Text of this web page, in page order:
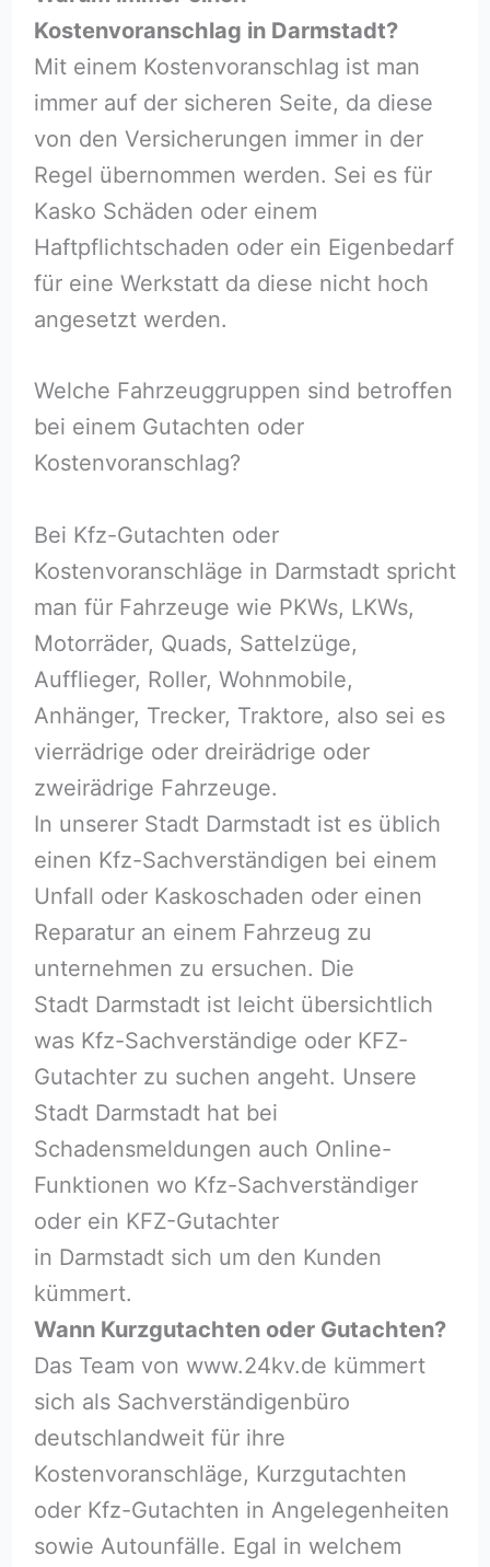
Kostenvoranschlag in Darmstadt?
Mit einem Kostenvoranschlag ist man
immer auf der sicheren Seite, da diese
von den Versicherungen immer in der
Regel übernommen werden. Sei es für
Kasko Schäden oder einem
Haftpflichtschaden oder ein Eigenbedarf
für eine Werkstatt da diese nicht hoch
angesetzt werden.
Welche Fahrzeuggruppen sind betroffen
bei einem Gutachten oder
Kostenvoranschlag?
Bei Kfz-Gutachten oder
Kostenvoranschläge in Darmstadt spricht
man für Fahrzeuge wie PKWs, LKWs,
Motorräder, Quads, Sattelzüge,
Aufflieger, Roller, Wohnmobile,
Anhänger, Trecker, Traktore, also sei es
vierrädrige oder dreirädrige oder
zweirädrige Fahrzeuge.
In unserer Stadt Darmstadt ist es üblich
einen Kfz-Sachverständigen bei einem
Unfall oder Kaskoschaden oder einen
Reparatur an einem Fahrzeug zu
unternehmen zu ersuchen. Die
Stadt Darmstadt ist leicht übersichtlich
was Kfz-Sachverständige oder KFZ-
Gutachter zu suchen angeht. Unsere
Stadt Darmstadt hat bei
Schadensmeldungen auch Online-
Funktionen wo Kfz-Sachverständiger
oder ein KFZ-Gutachter
in Darmstadt sich um den Kunden
kümmert.
Wann Kurzgutachten oder Gutachten?
Das Team von www.24kv.de kümmert
sich als Sachverständigenbüro
deutschlandweit für ihre
Kostenvoranschläge, Kurzgutachten
oder Kfz-Gutachten in Angelegenheiten
sowie Autounfälle. Egal in welchem